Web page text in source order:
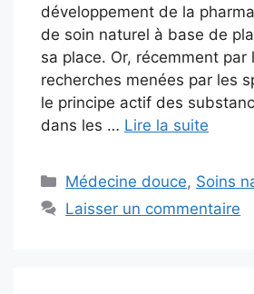
développement de la
de soin naturel à base de
sa place. Or, récemment
recherches menées par les
le principe actif des
dans les … Lire la suite
Catégories
Médecine douce, Soins
Laisser un commentaire